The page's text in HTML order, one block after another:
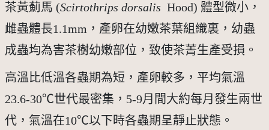
茶黃薊馬 (Scirtothrips dorsalis Hood) 體型微小，
雌蟲體長1.1mm，產卵在幼嫩茶葉組織裏，幼蟲
成蟲均為害茶樹幼嫩部位，致使茶菁生產受損。
高溫比低溫各蟲期為短，產卵較多，平均氣溫
23.6-30℃世代最密集，5-9月間大約每月發生兩世
代，氣溫在10℃以下時各蟲期呈靜止狀態。